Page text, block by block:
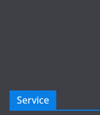
Service